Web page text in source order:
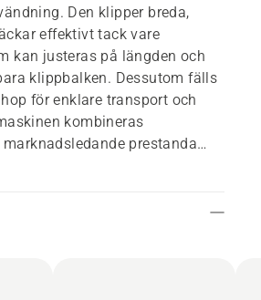
Den klipper breda,
effektivt tack vare
kan justeras på längden och
klippbalken. Dessutom fälls
för enklare transport och
kombineras
prestanda
i ljudkänsliga miljöer. Det